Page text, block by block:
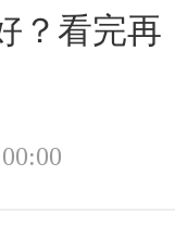
？看完再